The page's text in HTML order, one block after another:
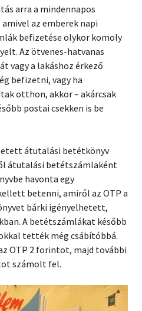
arra a mindennapos
az emberek napi
befizetése olykor komoly
Az ötvenes-hatvanas
vagy a lakáshoz érkező
befizetni, vagy ha
otthon, akkor – akárcsak
postai csekken is be
átutalási betétkönyv
átutalási betétszámlaként
havonta egy
betenni, amiről az OTP a
bárki igényelhetett,
A betétszámlákat később
tették még csábítóbbá.
OTP 2 forintot, majd további
számolt fel.